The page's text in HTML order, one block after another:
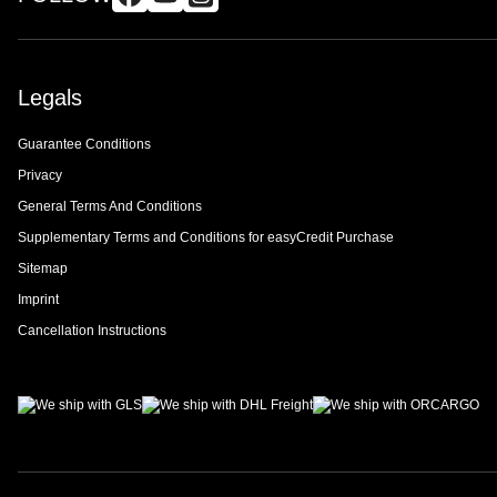
Legals
Guarantee Conditions
Privacy
General Terms And Conditions
Supplementary Terms and Conditions for easyCredit Purchase
Sitemap
Imprint
Cancellation Instructions